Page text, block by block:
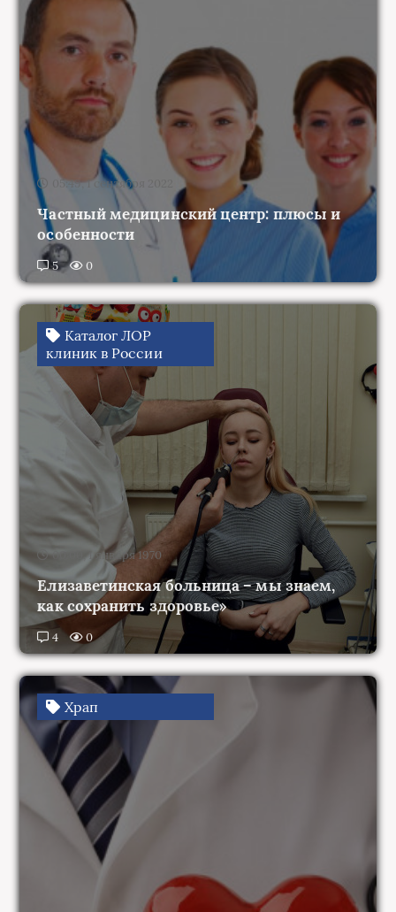
05:49, 1 сентября 2022
Частный медицинский центр: плюсы и
особенности
5 0
Каталог ЛОР
клиник в России
00:00, 1 января 1970
Елизаветинская больница – мы знаем,
как сохранить здоровье»
4 0
Храп